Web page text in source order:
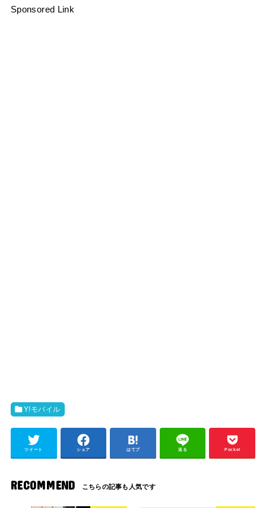
Sponsored Link
Y!モバイル
ツイート シェア はてブ 送る Pocket
RECOMMEND